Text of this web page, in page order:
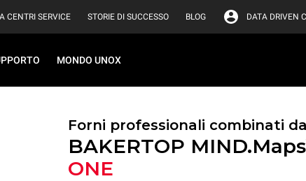
CENTRI SERVICE STORIE DI SUCCESSO BLOG DATA DRIVEN
MONDO UNOX
Forni professionali combinati
BAKERTOP
ONE